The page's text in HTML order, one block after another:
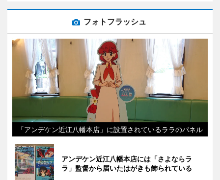
フォトフラッシュ
「アンデケン近江八幡本店」に設置されているララのパネル
アンデケン近江八幡本店には「さよならラ
ラ」監督から届いたはがきも飾られている